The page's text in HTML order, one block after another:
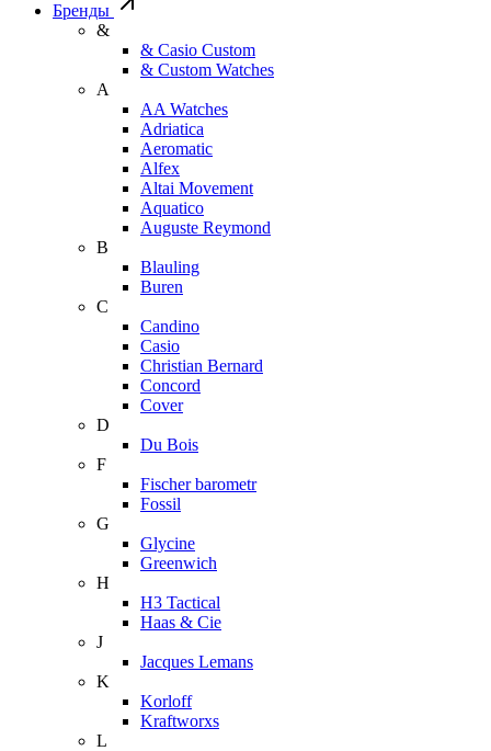
Бренды
&
& Casio Custom
& Custom Watches
A
AA Watches
Adriatica
Aeromatic
Alfex
Altai Movement
Aquatico
Auguste Reymond
B
Blauling
Buren
C
Candino
Casio
Christian Bernard
Concord
Cover
D
Du Bois
F
Fischer barometr
Fossil
G
Glycine
Greenwich
H
H3 Tactical
Haas & Cie
J
Jacques Lemans
K
Korloff
Kraftworxs
L